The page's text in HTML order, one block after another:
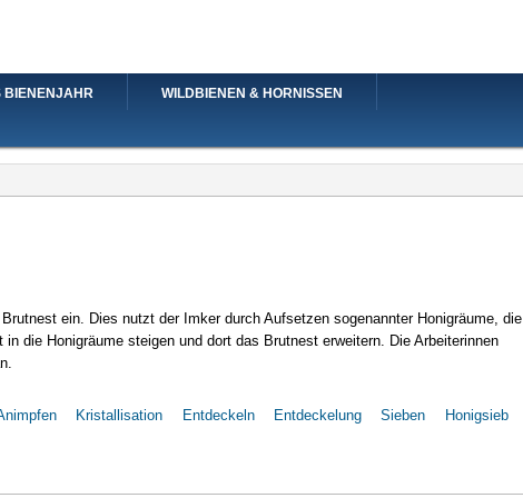
BIENENJAHR WILDBIENEN & HORNISSEN
ein. Dies nutzt der Imker durch Aufsetzen sogenannter Honigräume, die
die Honigräume steigen und dort das Brutnest erweitern. Die Arbeiterinnen
Kristallisation Entdeckeln Entdeckelung Sieben Honigsieb